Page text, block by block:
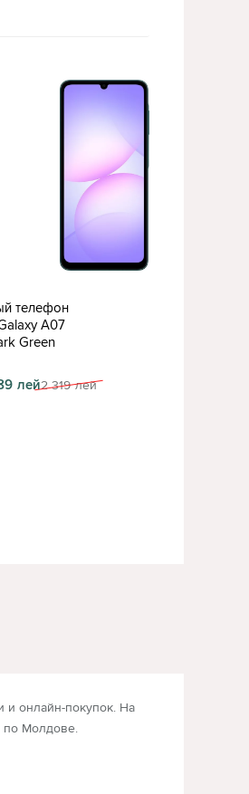
телефон
A07
Green
2 319 лей
лей
и онлайн-покупок. На
по Молдове.